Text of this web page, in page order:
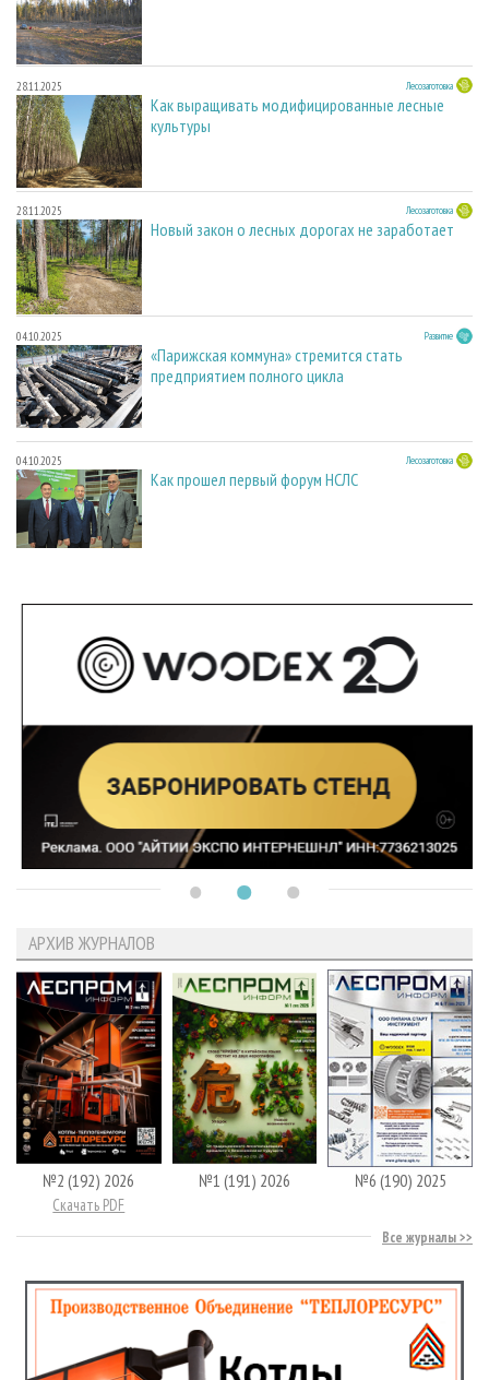
28.11.2025 Лесозаготовка
Как выращивать модифицированные лесные
культуры
28.11.2025 Лесозаготовка
Новый закон о лесных дорогах не заработает
04.10.2025 Развитие
«Парижская коммуна» стремится стать
предприятием полного цикла
04.10.2025 Лесозаготовка
Как прошел первый форум НСЛС
АРХИВ ЖУРНАЛОВ
№2 (192) 2026
Скачать PDF
№1 (191) 2026 №6 (190) 2025
Все журналы